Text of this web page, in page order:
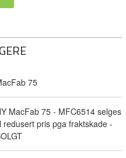
75
MacFab 75 - MFC6514 selges
redusert pris pga fraktskade -